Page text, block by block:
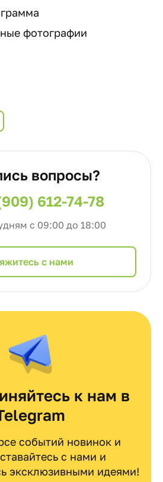
фотографии
вопросы?
612-74-78
с 09:00 до 18:00
с нами
к нам в
событий новинок и
с нами и
эксклюзивными идеями!